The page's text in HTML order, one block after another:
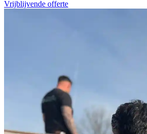
Vrijblijvende offerte